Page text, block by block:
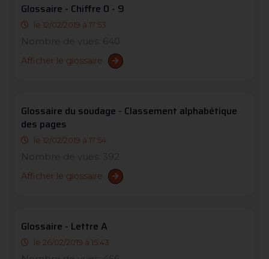
Glossaire - Chiffre 0 - 9
le 12/02/2019 à 17:53
Afficher le glossaire
Glossaire du soudage - Classement alphabétique
des pages
le 12/02/2019 à 17:54
Afficher le glossaire
Glossaire - Lettre A
le 26/02/2019 à 15:43